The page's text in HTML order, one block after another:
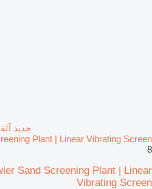
Plant | Linear Vibrating Screen
8
Sand Screening Plant | Linear
Vibrating Screen